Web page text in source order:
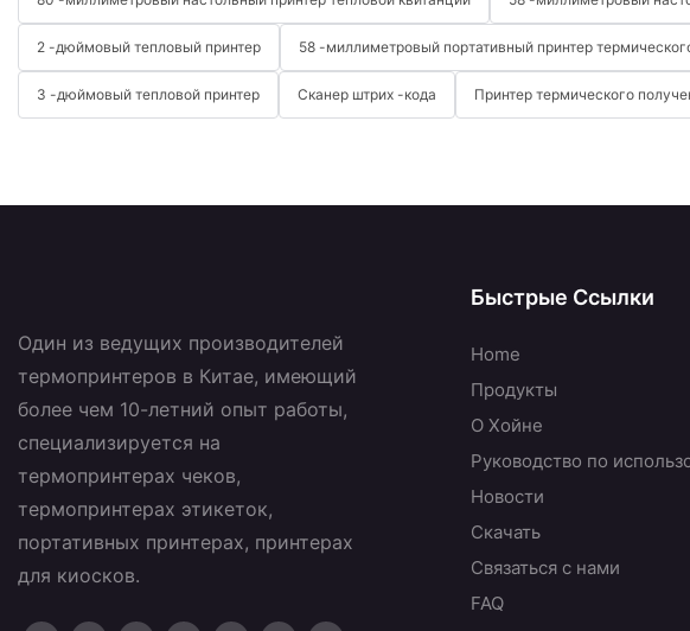
2 -дюймовый тепловый принтер 58 -миллиметровый портативный принтер
3 -дюймовый тепловой принтер Сканер штрих -кода Принтер термического
Один из ведущих производителей
термопринтеров в Китае, имеющий
более чем 10-летний опыт работы,
специализируется на
термопринтерах чеков,
термопринтерах этикеток,
портативных принтерах, принтерах
для киосков.
Быстрые Ссылки
Home
Продукты
О Хойне
Руководство по
Новости
Скачать
Связаться с нами
FAQ